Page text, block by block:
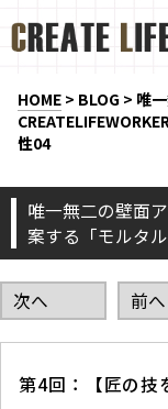
HOME > BLOG > 唯
性04
唯一無二の壁面ア
案する「モルタ
次へ 前へ
第4回：【匠の技